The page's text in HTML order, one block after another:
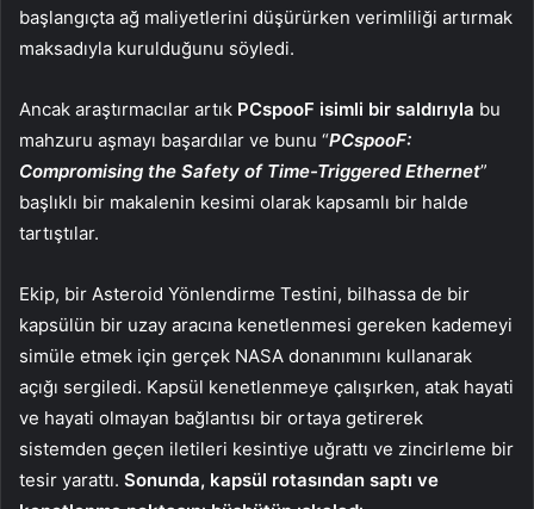
başlangıçta ağ maliyetlerini düşürürken verimliliği artırmak
maksadıyla kurulduğunu söyledi.
Ancak araştırmacılar artık PCspooF isimli bir saldırıyla bu
mahzuru aşmayı başardılar ve bunu “PCspooF:
Compromising the Safety of Time-Triggered Ethernet”
başlıklı bir makalenin kesimi olarak kapsamlı bir halde
tartıştılar.
Ekip, bir Asteroid Yönlendirme Testini, bilhassa de bir
kapsülün bir uzay aracına kenetlenmesi gereken kademeyi
simüle etmek için gerçek NASA donanımını kullanarak
açığı sergiledi. Kapsül kenetlenmeye çalışırken, atak hayati
ve hayati olmayan bağlantısı bir ortaya getirerek
sistemden geçen iletileri kesintiye uğrattı ve zincirleme bir
tesir yarattı. Sonunda, kapsül rotasından saptı ve